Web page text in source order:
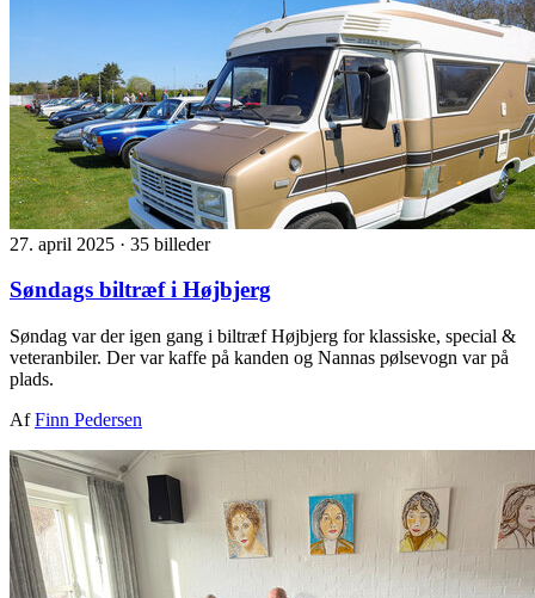
27. april 2025 · 35 billeder
Søndags biltræf i Højbjerg
Søndag var der igen gang i biltræf Højbjerg for klassiske, special &
veteranbiler. Der var kaffe på kanden og Nannas pølsevogn var på
plads.
AfFinn Pedersen